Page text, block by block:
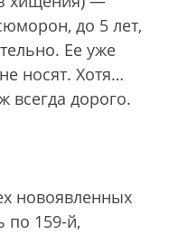
до 5 лет,
Ее уже
носят. Хотя…
всегда дорого.
новоявленных
по 159-й,